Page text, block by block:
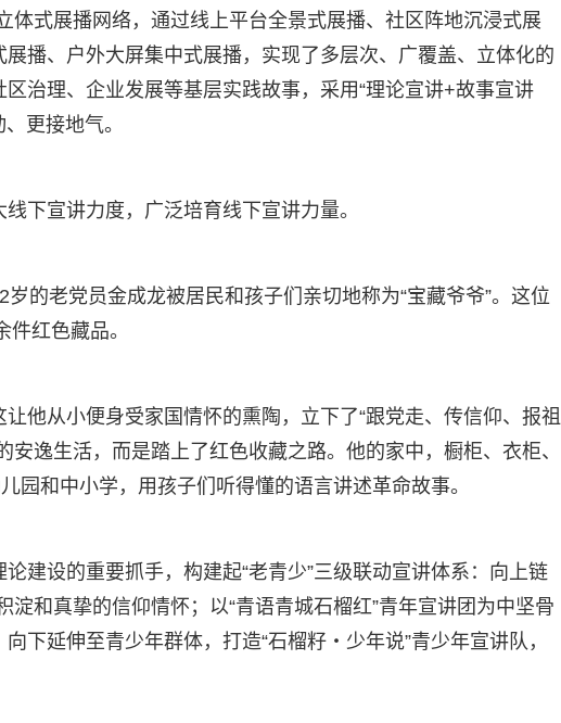
体式展播网络，通过线上平台全景式展播、社区阵地沉浸式展
播、户外大屏集中式展播，实现了多层次、广覆盖、立体化的
治理、企业发展等基层实践故事，采用“理论宣讲+故事宣讲
更接地气。
下宣讲力度，广泛培育线下宣讲力量。
的老党员金成龙被居民和孩子们亲切地称为“宝藏爷爷”。这位
红色藏品。
他从小便身受家国情怀的熏陶，立下了“跟党走、传信仰、报祖
安逸生活，而是踏上了红色收藏之路。他的家中，橱柜、衣柜、
园和中小学，用孩子们听得懂的语言讲述革命故事。
建设的重要抓手，构建起“老青少”三级联动宣讲体系：向上链
淀和真挚的信仰情怀；以“青语青城石榴红”青年宣讲团为中坚骨
下延伸至青少年群体，打造“石榴籽・少年说”青少年宣讲队，